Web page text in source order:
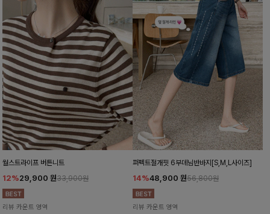
월스트라이프 버튼니트
12%29,900 원33,900원
리뷰 카운트 영역
퍼펙트절개핏 6부데님반바지[S,M,L사이즈]
14%48,900 원56,800원
리뷰 카운트 영역